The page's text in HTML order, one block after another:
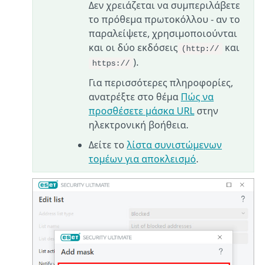
Δεν χρειάζεται να συμπεριλάβετε
το πρόθεμα πρωτοκόλλου - αν το
παραλείψετε, χρησιμοποιούνται
και οι δύο εκδόσεις (http:// και
https:// ).
Για περισσότερες πληροφορίες,
ανατρέξτε στο θέμα Πώς να
προσθέσετε μάσκα URL στην
ηλεκτρονική βοήθεια.
Δείτε το λίστα συνιστώμενων
τομέων για αποκλεισμό.